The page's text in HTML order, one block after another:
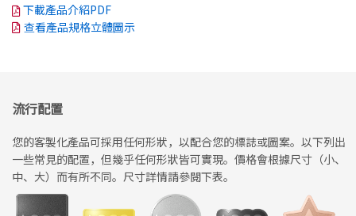
下載產品介紹PDF
查看產品規格立體圖示
流行配置
您的客製化產品可採用任何形狀，以配合您的標誌或圖案。以下列出
一些常見的配置，但幾乎任何形狀皆可實現。價格會根據尺寸（小、
中、大）而有所不同。尺寸詳情請參閱下表。